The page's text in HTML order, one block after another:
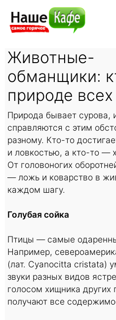
Животные-
обманщики:
природе
Природа бывает сурова,
справляются с этим
разному. Кто-то
и ловкостью, а кто-то —
От головоногих
— ложь и коварство в
каждом шагу.
Голубая сойка
Птицы — самые
Например,
(лат. Cyanocitta cristata)
звуки разных видов
голосом хищника других
получают все